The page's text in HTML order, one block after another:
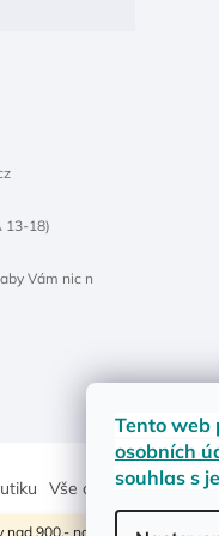
Tento web
osobních
souhlas s
900,- na pobočky Zásilkovny.
13-18)
Vám nic n
Vše o nákupu